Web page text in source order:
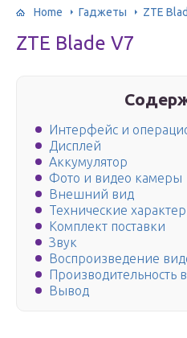
Home Гаджеты ZTE
ZTE Blade V7
Интерфейс и
Дисплей
Аккумулятор
Фото и видео камеры
Внешний вид
Технические
Комплект поставки
Звук
Воспроизведение
Производительность
Вывод